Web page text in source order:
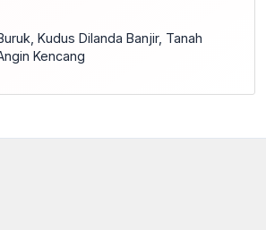
Kudus Dilanda Banjir, Tanah
Kencang